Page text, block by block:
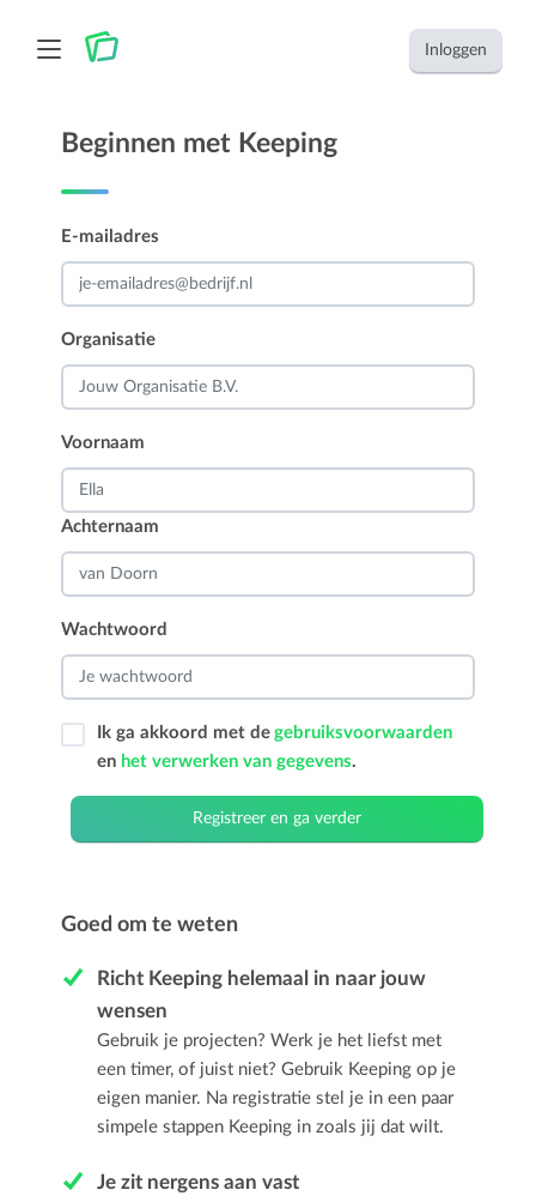
Inloggen
Beginnen met Keeping
E-mailadres
Organisatie
Voornaam
Achternaam
Wachtwoord
Ik ga akkoord met de gebruiksvoorwaarden
en het verwerken van gegevens.
Registreer en ga verder
Goed om te weten
Richt Keeping helemaal in naar jouw
wensen
Gebruik je projecten? Werk je het liefst met
een timer, of juist niet? Gebruik Keeping op je
eigen manier. Na registratie stel je in een paar
simpele stappen Keeping in zoals jij dat wilt.
Je zit nergens aan vast